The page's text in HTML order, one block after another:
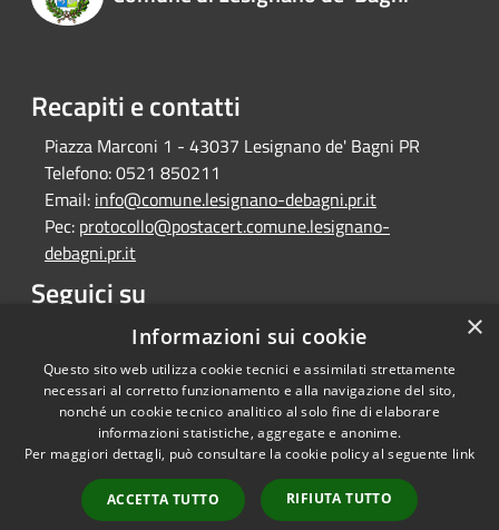
Recapiti e contatti
Piazza Marconi 1 - 43037 Lesignano de' Bagni PR
Telefono:0521 850211
Email: info@comune.lesignano-debagni.pr.it
Pec: protocollo@postacert.comune.lesignano-
debagni.pr.it
Seguici su
Facebook
Accessibilità
Copyright © 2026 • Comune di
Lesignano de' Bagni • Powered
byMunicipium
Accesso
redazione
×
Informazioni sui cookie
Questo sito web utilizza cookie tecnici e assimilati strettamente
necessari al corretto funzionamento e alla navigazione del sito,
nonché un cookie tecnico analitico al solo fine di elaborare
informazioni statistiche, aggregate e anonime.
Per maggiori dettagli, può consultare la cookie policy al seguente link
ACCETTA TUTTO RIFIUTA TUTTO